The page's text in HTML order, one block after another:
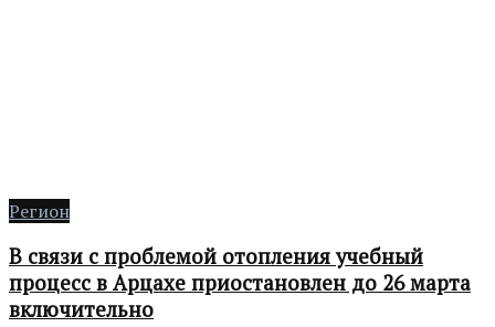
Регион
В связи с проблемой отопления учебный
процесс в Арцахе приостановлен до 26 марта
включительно